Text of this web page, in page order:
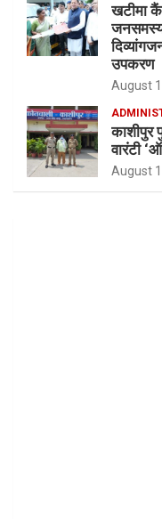
खटीमा
उपकरण
August
काशीपुर
वारंटी
August